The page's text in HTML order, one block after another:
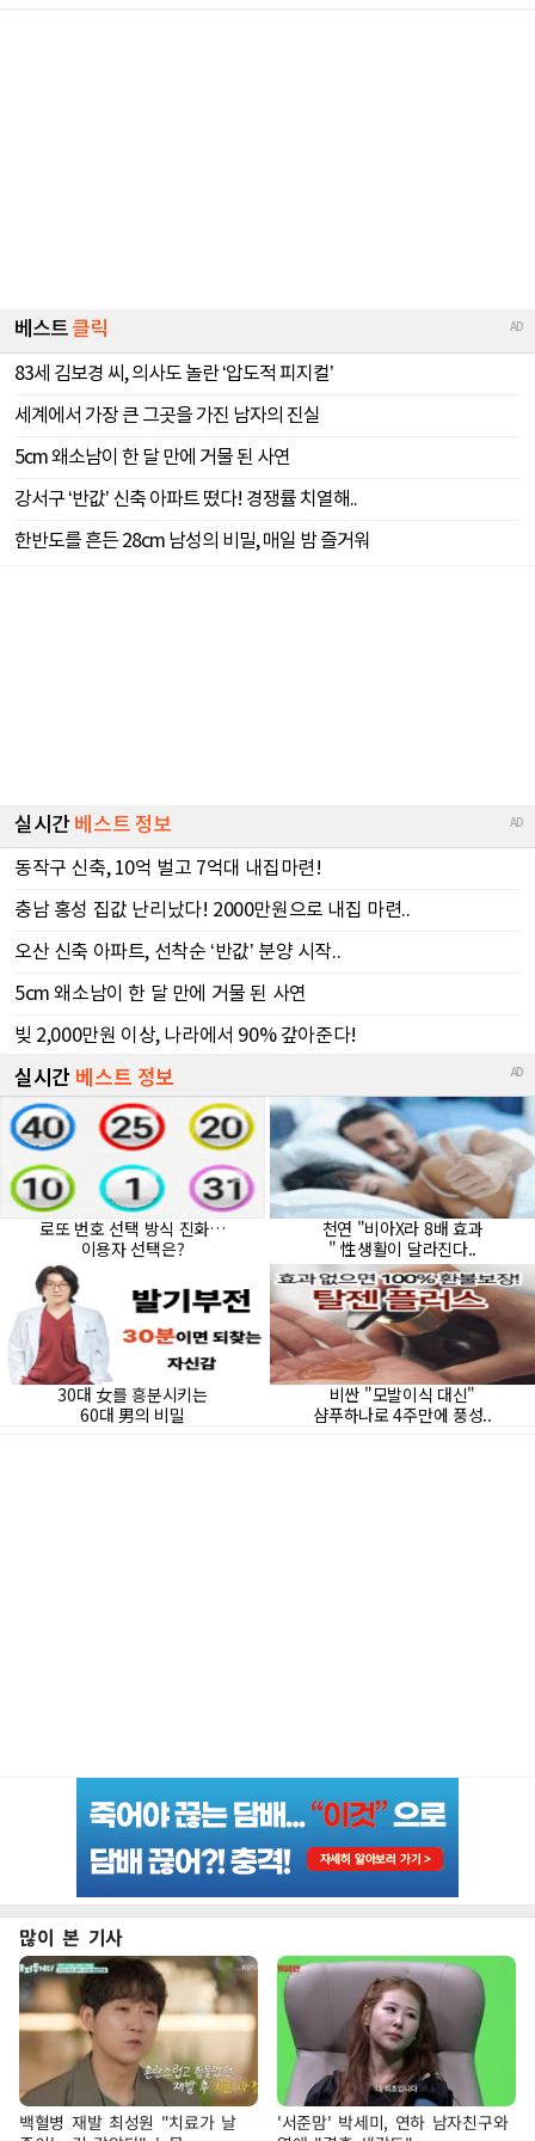
많이 본 기사
백혈병 재발 최성원 "치료가 날
'서준맘' 박세미, 연하 남자친구와